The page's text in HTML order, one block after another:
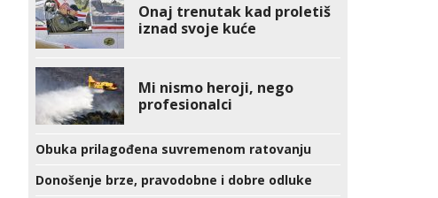
Onaj trenutak kad proletiš
iznad svoje kuće
Mi nismo heroji, nego
profesionalci
Obuka prilagođena suvremenom ratovanju
Donošenje brze, pravodobne i dobre odluke